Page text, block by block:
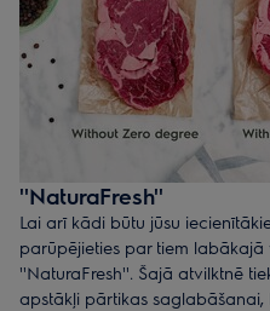
''NaturaFresh''
Lai arī kādi būtu jūsu
parūpējieties par tiem
''NaturaFresh''. Šajā atvilktnē
apstākļi pārtikas saglabāšanai,